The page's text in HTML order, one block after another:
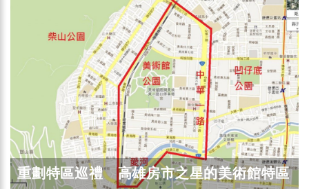
重劃特區巡禮 高雄房市之星的美術館特區